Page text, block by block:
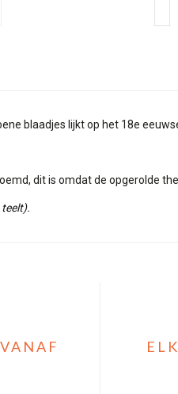
blaadjes lijkt op het 18e
dit is omdat de opgerolde